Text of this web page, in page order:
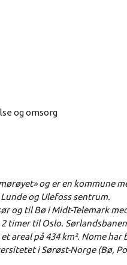
og omsorg
og er en kommune
og Ulefoss sentrum.
og til Bø i Midt-Telemark
timer til Oslo.
areal på 434 km². Nome
i Sørøst-Norge (Bø,